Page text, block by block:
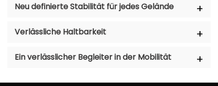
Neu definierte Stabilität für jedes Gelände
Verlässliche Haltbarkeit
Ein verlässlicher Begleiter in der Mobilität